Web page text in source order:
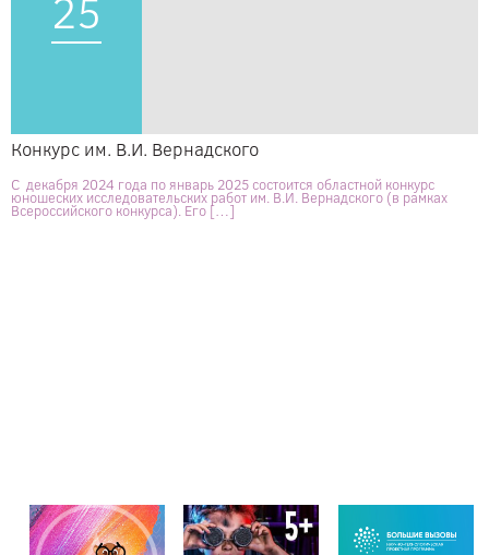
Конкурс им. В.И. Вернадского
С декабря 2024 года по январь 2025 состоится областной конкурс
юношеских исследовательских работ им. В.И. Вернадского (в рамках
Всероссийского конкурса). Его […]